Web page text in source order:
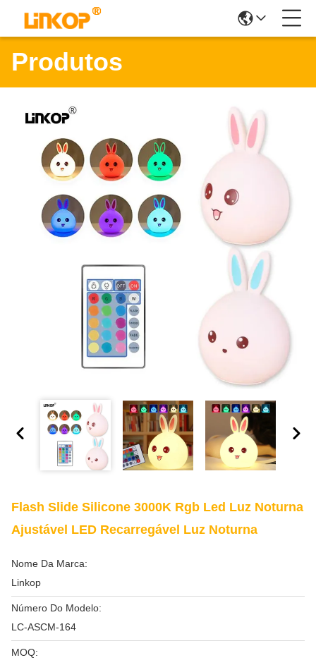
Produtos
Flash Slide Silicone 3000K Rgb Led Luz Noturna
Ajustável LED Recarregável Luz Noturna
Nome Da Marca:
Linkop
Número Do Modelo:
LC-ASCM-164
MOQ: